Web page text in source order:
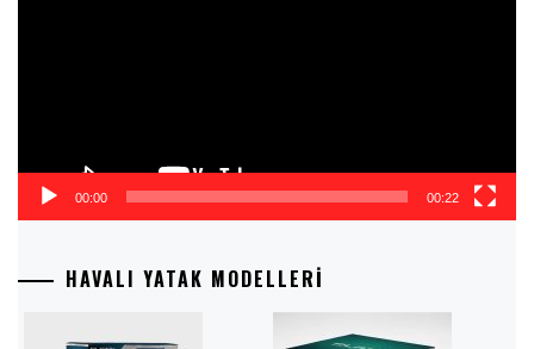
00:00 00:22
HAVALI YATAK MODELLERI